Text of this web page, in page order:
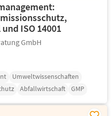
ISO 14001
GmbH
Umweltwissenschaften
Abfallwirtschaft GMP